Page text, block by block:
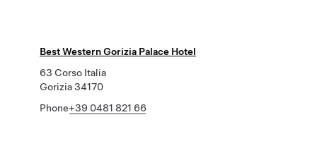
Best Western Gorizia Palace Hotel
63 Corso Italia
Gorizia 34170
Phone+39 0481 821 66